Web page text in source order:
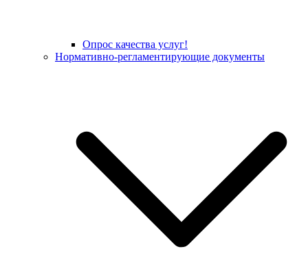
Опрос качества услуг!
Нормативно-регламентирующие документы